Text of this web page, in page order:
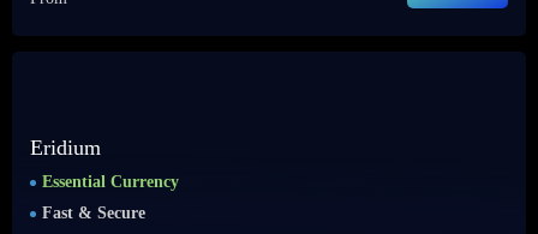
Eridium
Essential Currency
Fast & Secure